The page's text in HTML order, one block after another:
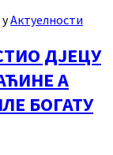
уАктуелности
ДЈЕЦУ
А
БОГАТУ